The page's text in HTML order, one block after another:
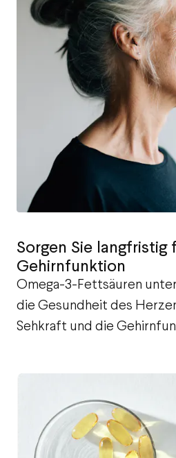
Sorgen Sie langfristig
Gehirnfunktion
Omega-3-Fettsäuren
die Gesundheit des
Sehkraft und die